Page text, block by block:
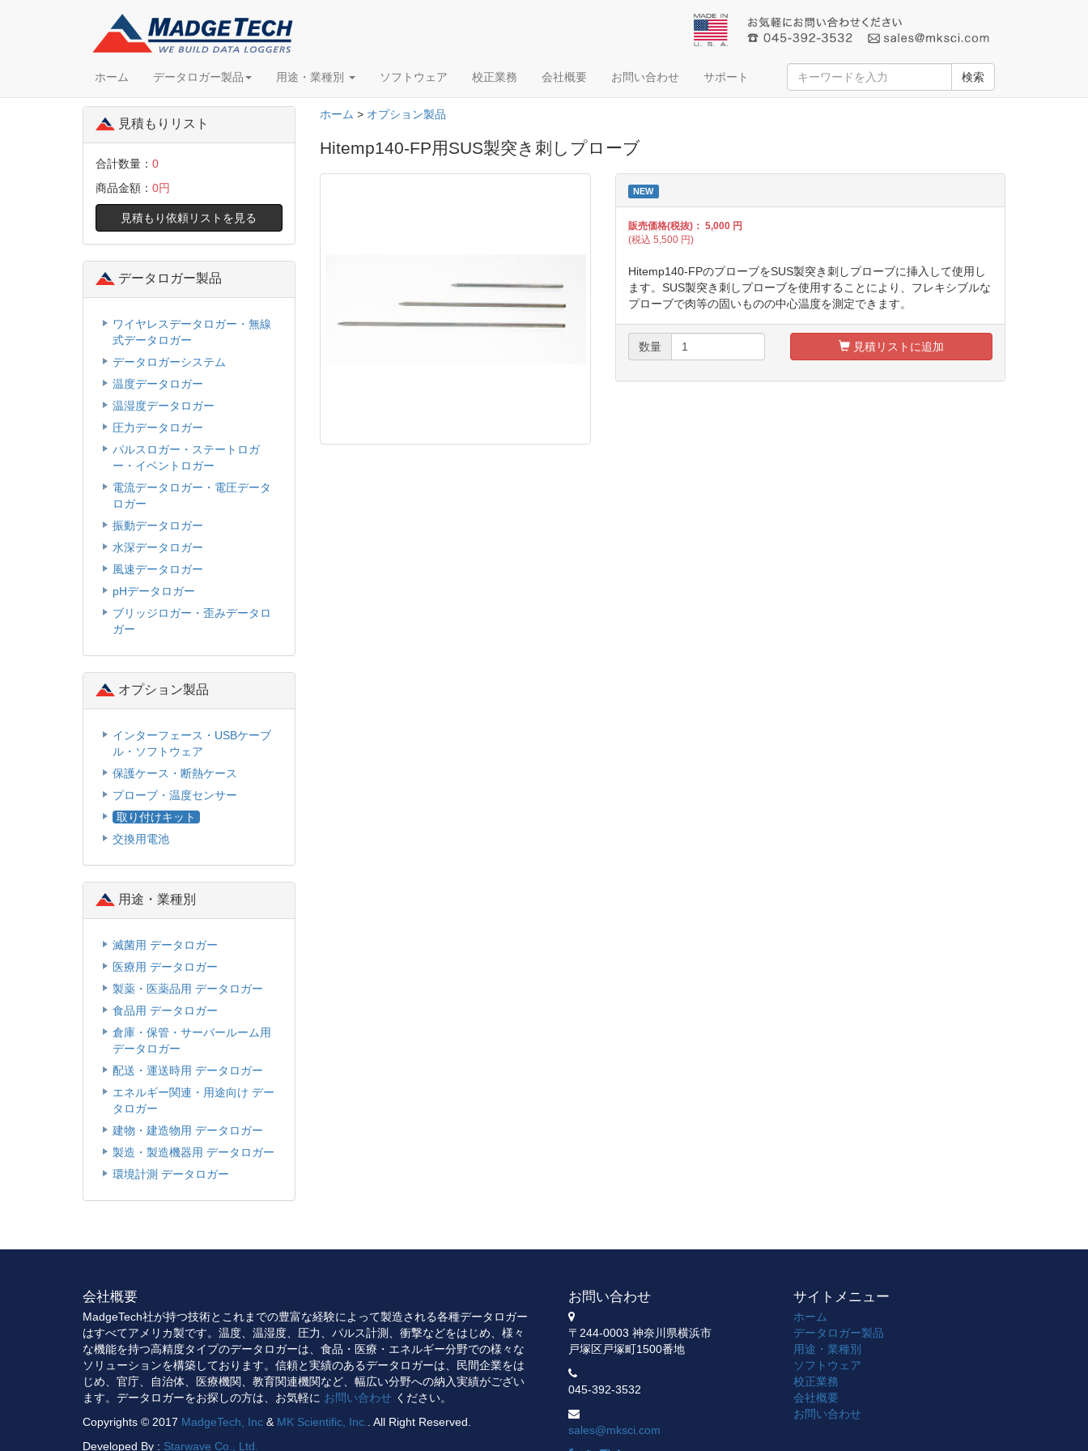
ホーム データロガー製品 用途・業種別 ソフトウェア 校正業務 会社概要 お問い合わせ サポート 検索
ホーム > オプション製品
Hitemp140-FP用SUS製突き刺しプローブ
NEW
販売価格(税抜)：5,000 円
(税込5,500 円)
Hitemp140-FPのプローブをSUS製突き刺しプローブに挿入して使用し
ます。SUS製突き刺しプローブを使用することにより、フレキシブルな
プローブで肉等の固いものの中心温度を測定できます。
数量 見積リストに追加
見積もりリスト
合計数量： 0
商品金額： 0円
見積もり依頼リストを見る
データロガー製品
ワイヤレスデータロガー・無線
式データロガー
データロガーシステム
温度データロガー
温湿度データロガー
圧力データロガー
パルスロガー・ステートロガ
ー・イベントロガー
電流データロガー・電圧データ
ロガー
振動データロガー
水深データロガー
風速データロガー
pHデータロガー
ブリッジロガー・歪みデータロ
ガー
オプション製品
インターフェース・USBケーブ
ル・ソフトウェア
保護ケース・断熱ケース
プローブ・温度センサー
取り付けキット
交換用電池
用途・業種別
滅菌用 データロガー
医療用 データロガー
製薬・医薬品用 データロガー
食品用 データロガー
倉庫・保管・サーバールーム用
データロガー
配送・運送時用 データロガー
エネルギー関連・用途向け デー
タロガー
建物・建造物用 データロガー
製造・製造機器用 データロガー
環境計測 データロガー
会社概要
MadgeTech社が持つ技術とこれまでの豊富な経験によって製造される各種データロガー
はすべてアメリカ製です。温度、温湿度、圧力、パルス計測、衝撃などをはじめ、様々
な機能を持つ高精度タイプのデータロガーは、食品・医療・エネルギー分野での様々な
ソリューションを構築しております。信頼と実績のあるデータロガーは、民間企業をは
じめ、官庁、自治体、医療機関、教育関連機関など、幅広い分野への納入実績がござい
ます。データロガーをお探しの方は、お気軽に お問い合わせ ください。
Copyrights © 2017 MadgeTech, Inc & MK Scientific, Inc.
. All Right Reserved.
Developed By : Starwave Co., Ltd.
お問い合わせ
〒244-0003 神奈川県横浜市
戸塚区戸塚町1500番地
045-392-3532
sales@mksci.com
サイトメニュー
ホーム
データロガー製品
用途・業種別
ソフトウェア
校正業務
会社概要
お問い合わせ